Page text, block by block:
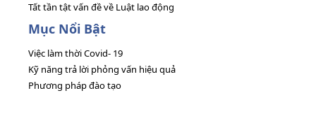
Tất tần tật vấn đề về Luật lao động
Mục Nổi Bật
Việc làm thời Covid- 19
Kỹ năng trả lời phỏng vấn hiệu quả
Phương pháp đào tạo